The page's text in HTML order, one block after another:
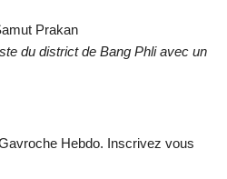
Prakan
du district de Bang Phli avec un
Hebdo. Inscrivez vous